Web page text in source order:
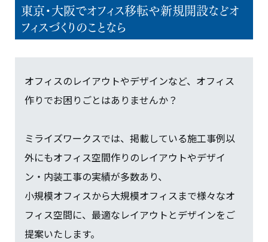
東京・大阪でオフィス移転や新規開設などオ
フィスづくりのことなら
オフィスのレイアウトやデザインなど、オフィス
作りでお困りごとはありませんか？
ミライズワークスでは、掲載している施工事例以
外にもオフィス空間作りのレイアウトやデザイ
ン・内装工事の実績が多数あり、
小規模オフィスから大規模オフィスまで様々なオ
フィス空間に、最適なレイアウトとデザインをご
提案いたします。